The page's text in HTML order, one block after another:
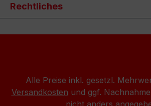
Rechtliches
Alle Preise inkl. gesetzl.
Versandkosten und ggf.
nicht anders